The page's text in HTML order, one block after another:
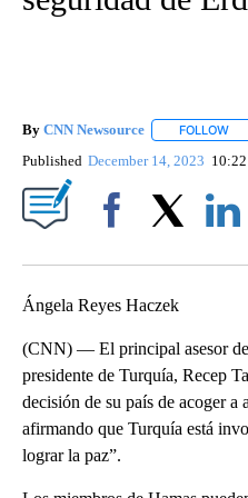
By CNN Newsource FOLLOW
Published December 14, 2023
Ángela Reyes Haczek
(CNN) — El principal asesor
presidente de Turquía, Recep
decisión de su país de acoger a
afirmando que Turquía está
lograr la paz”.